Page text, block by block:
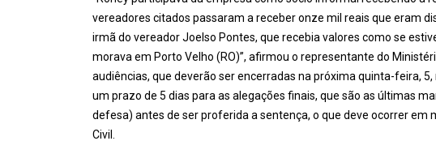
vereadores citados passaram a receber onze mil reais que eram
irmã do vereador Joelso Pontes, que recebia valores como se
morava em Porto Velho (RO)”, afirmou o representante do
audiências, que deverão ser encerradas na próxima quinta-feira,
um prazo de 5 dias para as alegações finais, que são as últimas
defesa) antes de ser proferida a sentença, o que deve ocorrer em
Civil.